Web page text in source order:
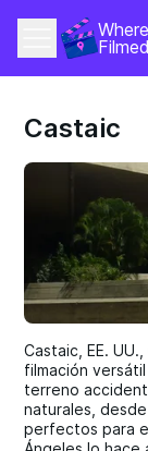
Where
Filmed
Castaic
Castaic, EE.
filmación
terreno
naturales,
perfectos para